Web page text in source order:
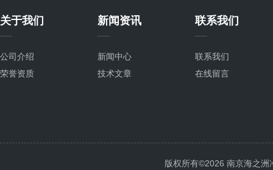
关于我们
公司介绍
荣誉资质
新闻资讯
新闻中心
技术文章
联系我们
联系我们
在线留言
版权所有©2026 南京海之